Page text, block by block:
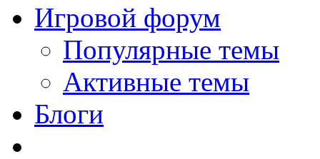
Игровой форум
Популярные темы
Активные темы
Блоги